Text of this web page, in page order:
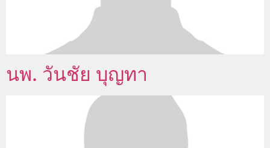
นพ. วันชัย บุญทา